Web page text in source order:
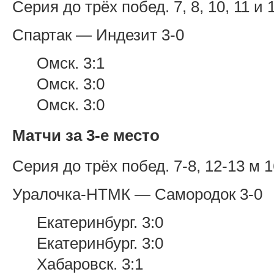
Серия до трёх побед. 7, 8, 10, 11 и
Спартак — Индезит 3-0
Омск. 3:1
Омск. 3:0
Омск. 3:0
Матчи за 3-е место
Серия до трёх побед. 7-8, 12-13 м
Уралочка-НТМК — Самородок 3-0
Екатеринбург. 3:0
Екатеринбург. 3:0
Хабаровск. 3:1